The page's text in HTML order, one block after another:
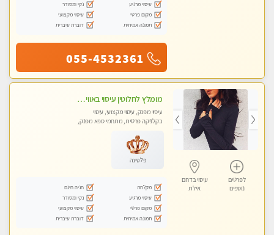
עיסוי מרגיע
נקי ומסודר
מקום פרטי
עיסוי מקצועי
תמונה אמיתית
דוברת עיברית
055-4532361
לפרטים
נוספים
עיסוי בדרום
אילת
מומלץ לחלוטין עיסוי באווירה מקסימה מעסה עם ידיי זהב חוויה בלתי נשכחת ללא מין Massage- Absolutely recommended no sex
עיסוי מפנק, עיסוי מקצועי, עיסוי
בקלניקה פרטית, מתחמי ספא מפנק,
פלטינה
מקלחת
חניה חינם
עיסוי מרגיע
נקי ומסודר
מקום פרטי
עיסוי מקצועי
תמונה אמיתית
דוברת עיברית